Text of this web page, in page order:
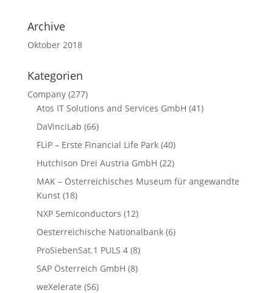
Archive
Oktober 2018
Kategorien
Company(277)
Atos IT Solutions and Services GmbH (41)
DaVinciLab (66)
FLiP – Erste Financial Life Park(40)
Hutchison Drei Austria GmbH (22)
MAK – Österreichisches Museum für angewandte
Kunst(18)
NXP Semiconductors (12)
Oesterreichische Nationalbank(6)
ProSiebenSat.1 PULS 4(8)
SAP Österreich GmbH (8)
weXelerate (56)